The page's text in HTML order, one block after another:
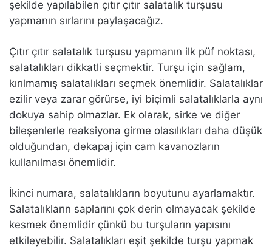
şekilde yapılabilen çıtır çıtır salatalık turşusu
yapmanın sırlarını paylaşacağız.
Çıtır çıtır salatalık turşusu yapmanın ilk püf noktası,
salatalıkları dikkatli seçmektir. Turşu için sağlam,
kırılmamış salatalıkları seçmek önemlidir. Salatalıklar
ezilir veya zarar görürse, iyi biçimli salatalıklarla aynı
dokuya sahip olmazlar. Ek olarak, sirke ve diğer
bileşenlerle reaksiyona girme olasılıkları daha düşük
olduğundan, dekapaj için cam kavanozların
kullanılması önemlidir.
İkinci numara, salatalıkların boyutunu ayarlamaktır.
Salatalıkların saplarını çok derin olmayacak şekilde
kesmek önemlidir çünkü bu turşuların yapısını
etkileyebilir. Salatalıkları eşit şekilde turşu yapmak